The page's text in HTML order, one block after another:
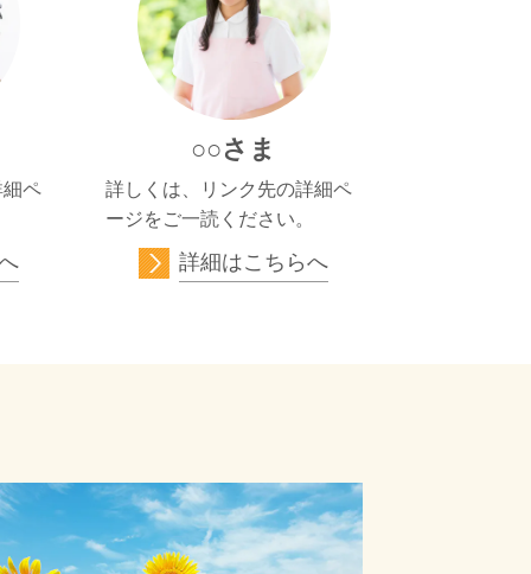
ペ
○○さま
詳しくは、リンク先の詳細ペ
ージをご一読ください。
詳細はこちらへ